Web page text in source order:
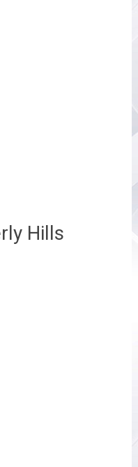
Hills